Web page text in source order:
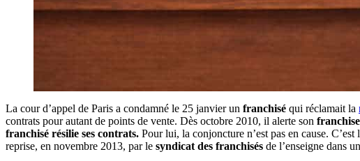
La cour d’appel de Paris a condamné le 25 janvier un franchisé qui réclamait la
contrats pour autant de points de vente. Dès octobre 2010, il alerte son
franchisé résilie ses contrats. Pour lui, la conjoncture n’est pas en cause. C’est
reprise, en novembre 2013, par le syndicat des franchisés de l’enseigne dans